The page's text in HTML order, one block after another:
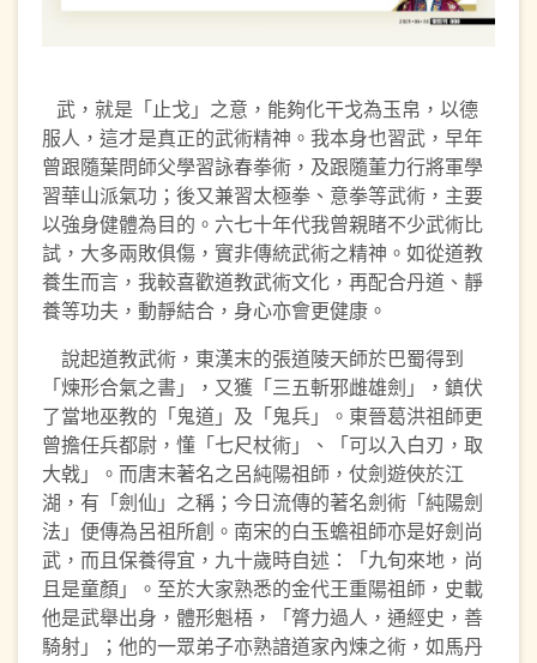
武，就是「止戈」之意，能夠化干戈為玉帛，以德
服人，這才是真正的武術精神。我本身也習武，早年
曾跟隨葉問師父學習詠春拳術，及跟隨董力行將軍學
習華山派氣功；後又兼習太極拳、意拳等武術，主要
以強身健體為目的。六七十年代我曾親睹不少武術比
試，大多兩敗俱傷，實非傳統武術之精神。如從道教
養生而言，我較喜歡道教武術文化，再配合丹道、靜
養等功夫，動靜結合，身心亦會更健康。
說起道教武術，東漢末的張道陵天師於巴蜀得到
「煉形合氣之書」，又獲「三五斬邪雌雄劍」，鎮伏
了當地巫教的「鬼道」及「鬼兵」。東晉葛洪祖師更
曾擔任兵都尉，懂「七尺杖術」、「可以入白刃，取
大㦸」。而唐末著名之呂純陽祖師，仗劍遊俠於江
湖，有「劍仙」之稱；今日流傳的著名劍術「純陽劍
法」便傳為呂祖所創。南宋的白玉蟾祖師亦是好劍尚
武，而且保養得宜，九十歲時自述：「九旬來地，尚
且是童顏」。至於大家熟悉的金代王重陽祖師，史載
他是武舉出身，體形魁梧，「膂力過人，通經史，善
騎射」；他的一眾弟子亦熟諳道家內煉之術，如馬丹